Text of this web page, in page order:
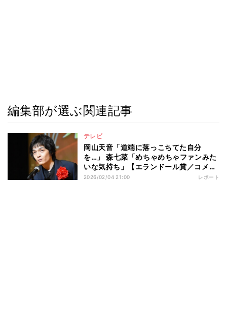
編集部が選ぶ関連記事
テレビ
岡山天音「道端に落っこちてた自分
を…」 森七菜「めちゃめちゃファンみた
いな気持ち」【エランドール賞／コメン
ト全文】
2026/02/04 21:00 レポート